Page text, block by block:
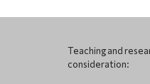
Teaching and
consideration: